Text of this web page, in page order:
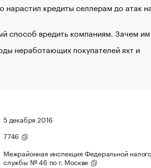
нарастил кредиты селлерам до атак
способ вредить компаниям. Зачем
неработающих покупателей яхт и
5 декабря 2016
7746
Межрайонная инспекция Федеральной
службы № 46 по г. Москве